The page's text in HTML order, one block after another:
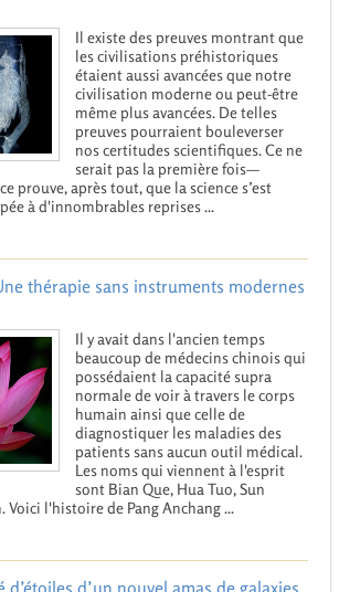
Il existe des preuves montrant que
les civilisations préhistoriques
étaient aussi avancées que notre
civilisation moderne ou peut-être
même plus avancées. De telles
preuves pourraient bouleverser
nos certitudes scientifiques. Ce ne
serait pas la première fois—
prouve, après tout, que la science s’est
à d'innombrables reprises ...
thérapie sans instruments modernes
Il y avait dans l'ancien temps
beaucoup de médecins chinois qui
possédaient la capacité supra
normale de voir à travers le corps
humain ainsi que celle de
diagnostiquer les maladies des
patients sans aucun outil médical.
Les noms qui viennent à l'esprit
sont Bian Que, Hua Tuo, Sun
Voici l'histoire de Pang Anchang ...